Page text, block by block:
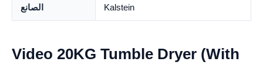
الصانع Kalstein
Video 20KG Tumble Dryer (With